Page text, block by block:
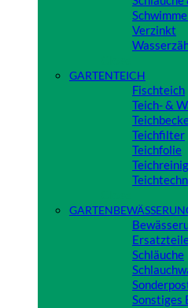
Verzinkt
GARTENTEICH
Fischteich
Teich- &
Teichfilter
Teichfolie
Schläuche
Sonstiges